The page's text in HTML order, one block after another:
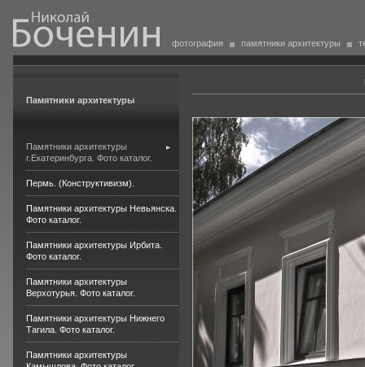
фотография памятники архитектуры
Памятники архитектуры
Памятники архитектуры
г.Екатеринбурга. Фото каталог.
Пермь. (Конструктивизм).
Памятники архитектуры Невьянска.
Фото каталог.
Памятники архитектуры Ирбита.
Фото каталог.
Памятники архитектуры
Верхотурья. Фото каталог.
Памятники архитектуры Нижнего
Тагила. Фото каталог.
Памятники архитектуры